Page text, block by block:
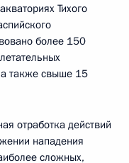
Тихого
более 150
а также свыше 15
отработка действий
нападения
сложных,